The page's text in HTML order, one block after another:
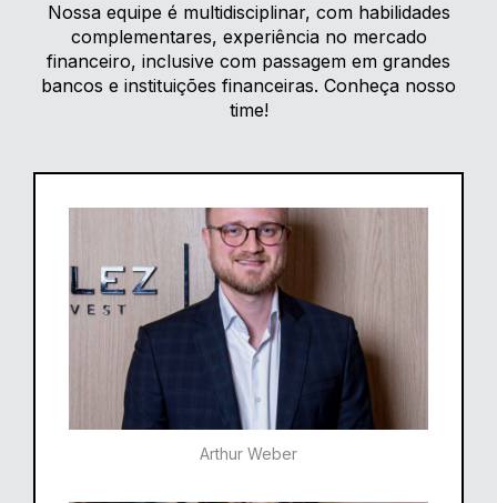
Nossa equipe é multidisciplinar, com habilidades
complementares, experiência no mercado
financeiro, inclusive com passagem em grandes
bancos e instituições financeiras. Conheça nosso
time!
Arthur Weber